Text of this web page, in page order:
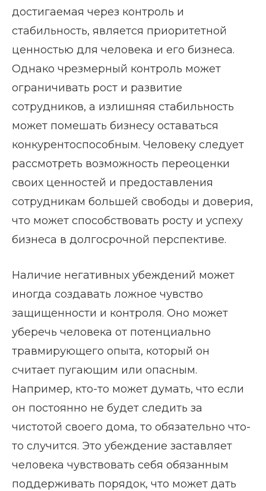
достигаемая через контроль и
стабильность, является приоритетной
ценностью для человека и его бизнеса.
Однако чрезмерный контроль может
ограничивать рост и развитие
сотрудников, а излишняя стабильность
может помешать бизнесу оставаться
конкурентоспособным. Человеку следует
рассмотреть возможность переоценки
своих ценностей и предоставления
сотрудникам большей свободы и доверия,
что может способствовать росту и успеху
бизнеса в долгосрочной перспективе.
Наличие негативных убеждений может
иногда создавать ложное чувство
защищенности и контроля. Оно может
уберечь человека от потенциально
травмирующего опыта, который он
считает пугающим или опасным.
Например, кто-то может думать, что если
он постоянно не будет следить за
чистотой своего дома, то обязательно что-
то случится. Это убеждение заставляет
человека чувствовать себя обязанным
поддерживать порядок, что может дать